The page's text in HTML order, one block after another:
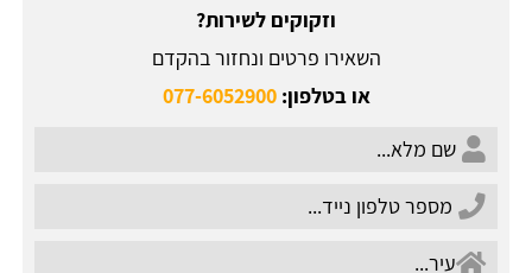
וזקוקים לשירות?
השאירו פרטים ונחזור בהקדם
או בטלפון:077-6052900